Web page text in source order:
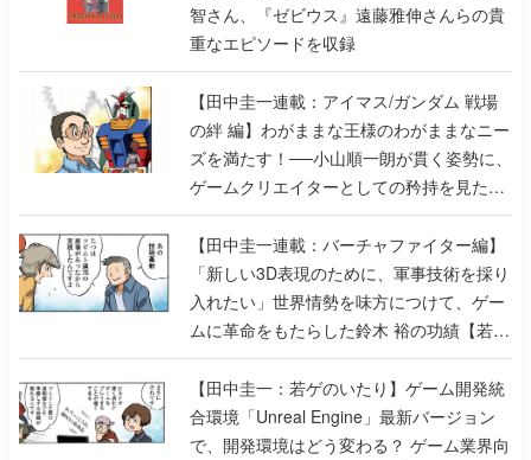
智さん、『ゼビウス』遠藤雅伸さんらの貴
重なエピソードを収録
【田中圭一連載：アイマス/ガンダム 戦場
の絆 編】わがままな王様のわがままなニー
ズを満たす！──小山順一朗が貫く姿勢に、
ゲームクリエイターとしての矜持を見た
【若ゲのいたり最終回】
【田中圭一連載：バーチャファイター編】
「新しい3D表現のために、軍事技術を採り
入れたい」世界情勢を味方につけて、ゲー
ムに革命をもたらした鈴木 裕の功績【若ゲ
のいたり】
【田中圭一：若ゲのいたり】ゲーム開発統
合環境「Unreal Engine」最新バージョン
で、開発環境はどう変わる？ ゲーム業界向